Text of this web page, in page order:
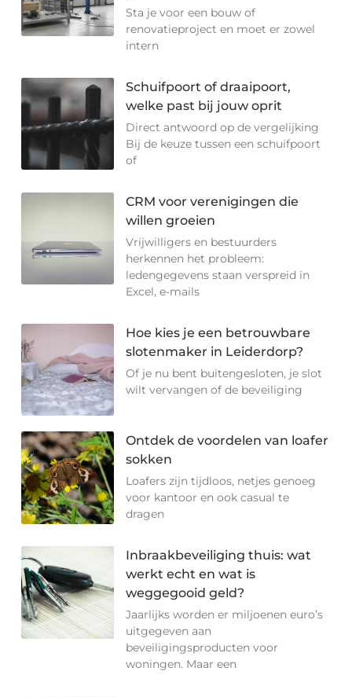
Sta je voor een bouw of
renovatieproject en moet er zowel
intern
Schuifpoort of draaipoort,
welke past bij jouw oprit
Direct antwoord op de vergelijking
Bij de keuze tussen een schuifpoort
of
CRM voor verenigingen die
willen groeien
Vrijwilligers en bestuurders
herkennen het probleem:
ledengegevens staan verspreid in
Excel, e-mails
Hoe kies je een betrouwbare
slotenmaker in Leiderdorp?
Of je nu bent buitengesloten, je slot
wilt vervangen of de beveiliging
Ontdek de voordelen van loafer
sokken
Loafers zijn tijdloos, netjes genoeg
voor kantoor en ook casual te
dragen
Inbraakbeveiliging thuis: wat
werkt echt en wat is
weggegooid geld?
Jaarlijks worden er miljoenen euro’s
uitgegeven aan
beveiligingsproducten voor
woningen. Maar een